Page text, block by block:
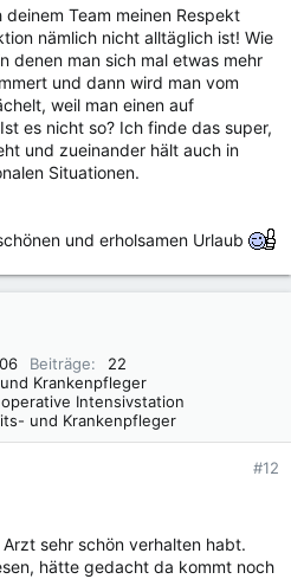
Team meinen Respekt
nämlich nicht alltäglich ist! Wie
denen man sich mal etwas mehr
und dann wird man vom
weil man einen auf
es nicht so? Ich finde das super,
und zueinander hält auch in
Situationen.
und erholsamen Urlaub
Beiträge
22
Krankenpfleger
operative Intensivstation
und Krankenpfleger
#12
sehr schön verhalten habt.
hätte gedacht da kommt noch